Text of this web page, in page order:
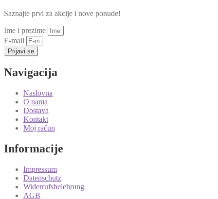
Saznajte prvi za akcije i nove ponude!
Ime i prezime
E-mail
Prijavi se
Navigacija
Naslovna
O nama
Dostava
Kontakt
Moj račun
Informacije
Impressum
Datenschutz
Widerrufsbelehrung
AGB